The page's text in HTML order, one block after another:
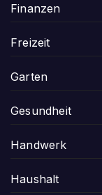
Finanzen
Freizeit
Garten
Gesundheit
Handwerk
Haushalt